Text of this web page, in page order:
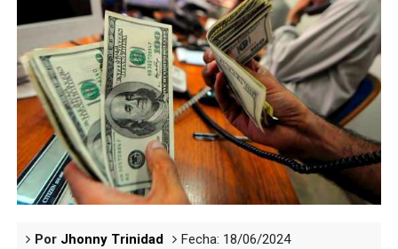
Por Jhonny Trinidad
Fecha: 18/06/2024